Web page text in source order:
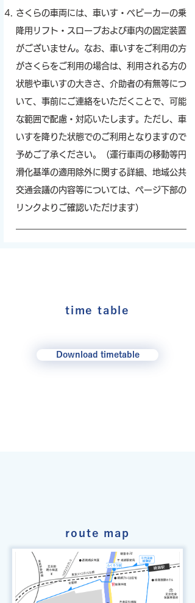
​さくらの車両には、車いす・ベビーカーの乗
降用リフト・スロープおよび車内の固定装置
がございません。なお、車いすをご利用の方
がさくらをご利用の場合は、利用される方の
状態や車いすの大きさ、介助者の有無等につ
いて、事前にご連絡をいただくことで、可能
な範囲で配慮・対応いたします。ただし、車
いすを降りた状態でのご利用となりますので
予めご了承ください。（運行車両の移動等円
滑化基準の適用除外に関する詳細、地域公共
交通会議の内容等については、ページ下部の
リンクよりご確認いただけます）
time table
Download timetable
route map